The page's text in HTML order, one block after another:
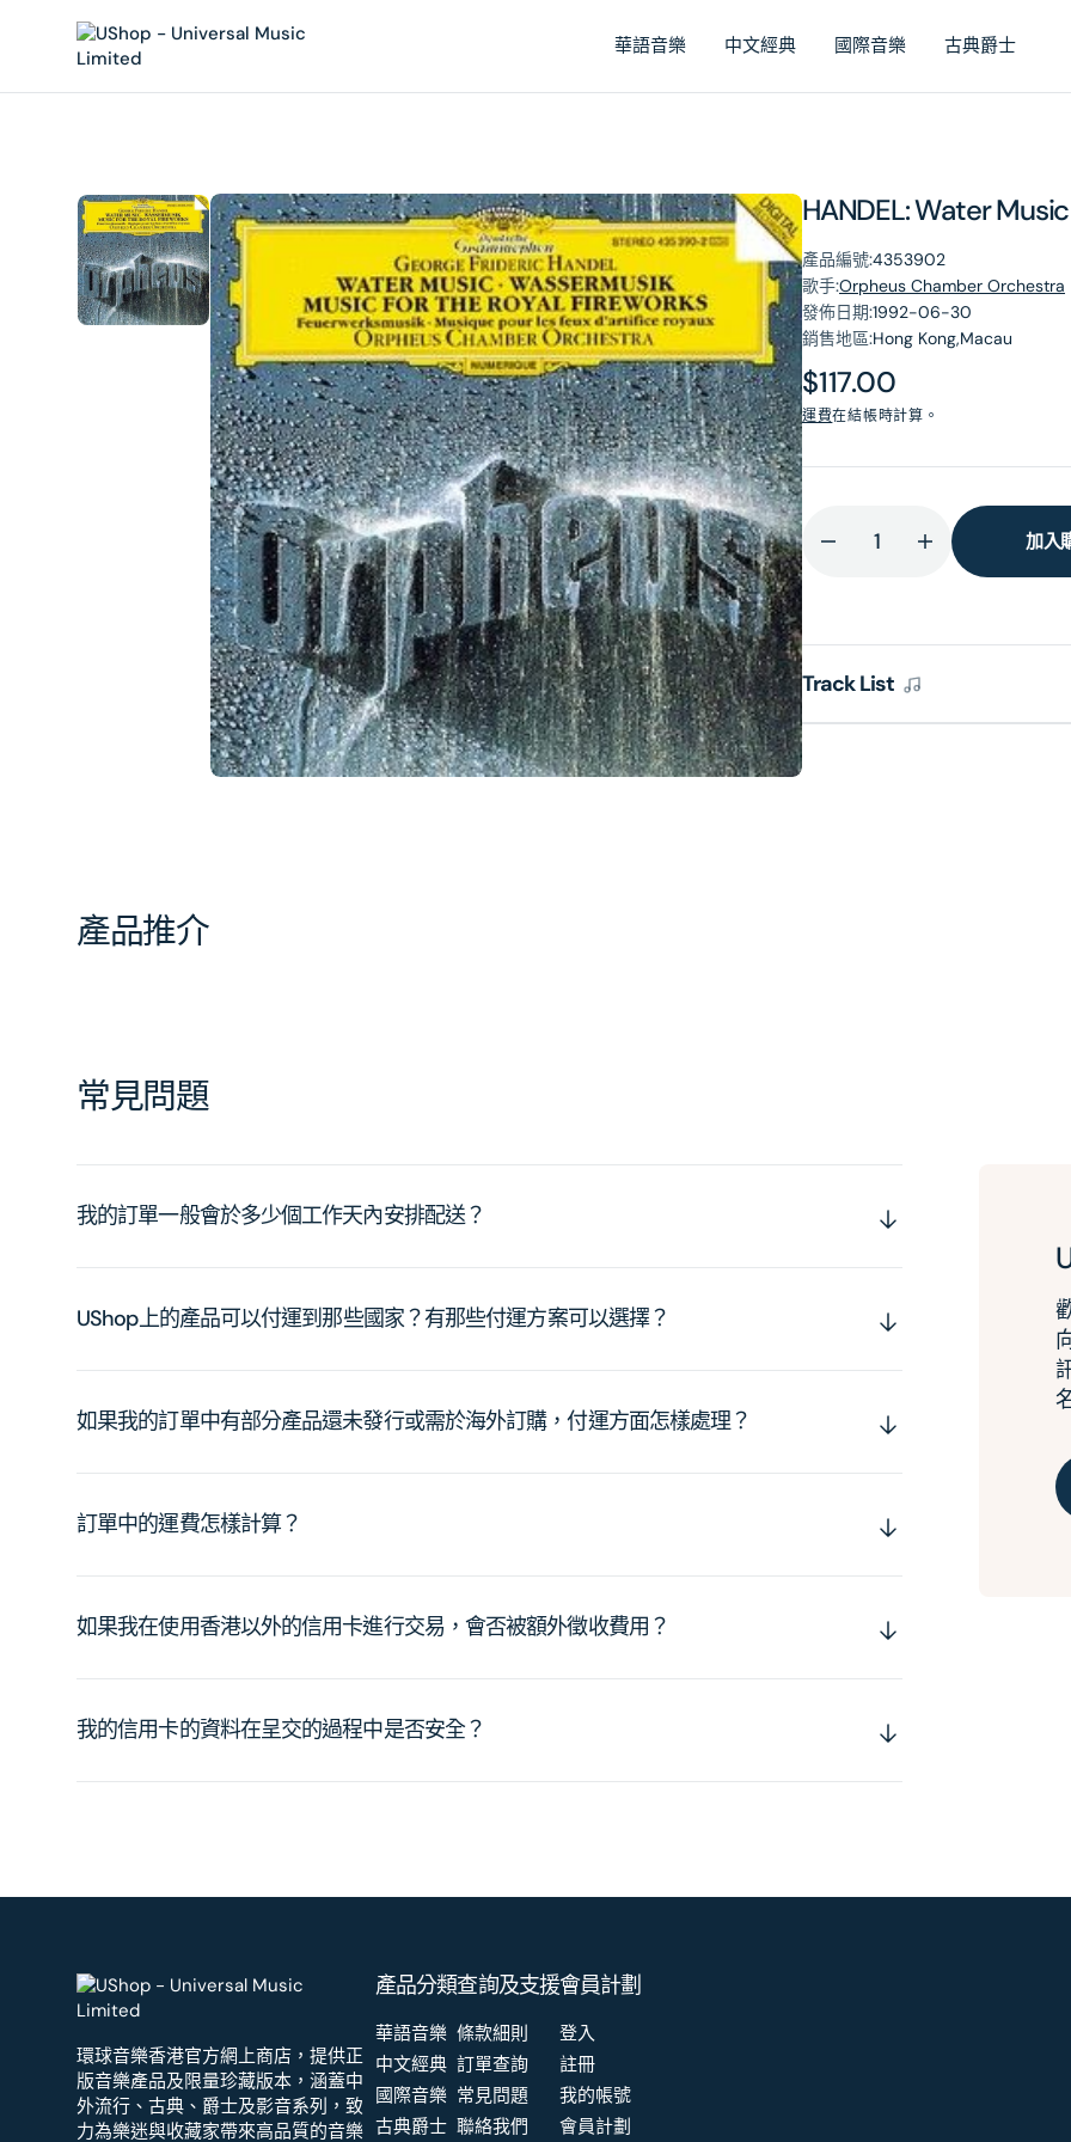
華語音樂 中文經典 國際音樂 古典爵士
HANDEL: Water Music
產品編號:4353902
歌手:Orpheus Chamber Orchestra
發佈日期:1992-06-30
銷售地區:Hong Kong,Macau
原
價
$117.00
運費在結帳時計算。
Water
Music
增
Water
加入
Track List
在
相
簿
中
開
啟
第
1
張
產品推介
常見問題
我的訂單一般會於多少個工作天內安排配送？
UShop上的產品可以付運到那些國家？有那些付運方案可以選擇？
如果我的訂單中有部分產品還未發行或需於海外訂購，付運方面怎樣處理？
訂單中的運費怎樣計算？
如果我在使用香港以外的信用卡進行交易，會否被額外徵收費用？
我的信用卡的資料在呈交的過程中是否安全？
環球音樂香港官方網上商店，提供正
版音樂產品及限量珍藏版本，涵蓋中
外流行、古典、爵士及影音系列，致
力為樂迷與收藏家帶來高品質的音樂
產品分類
華語音樂
中文經典
國際音樂
古典爵士
查詢及支援
條款細則
訂單查詢
常見問題
聯絡我們
會員計劃
登入
註冊
我的帳號
會員計劃